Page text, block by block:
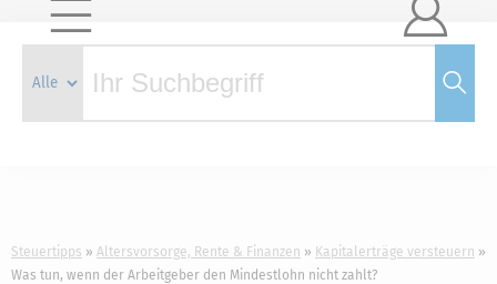

Steuertipps Altersvorsorge, Rente & Finanzen
Kapitalerträge versteuern
Was tun, wenn der Arbeitgeber den Mindestlohn nicht zahlt?